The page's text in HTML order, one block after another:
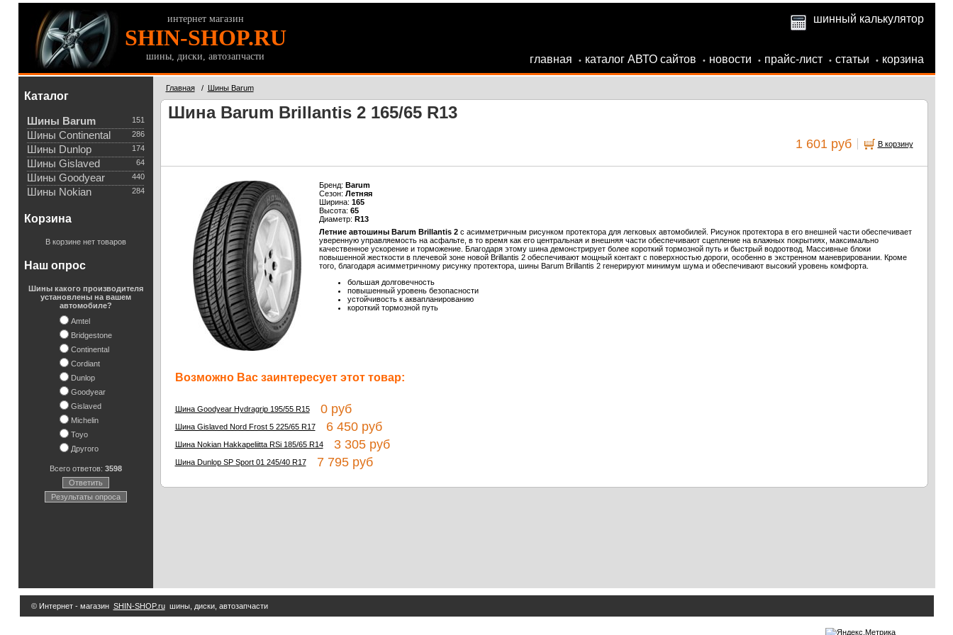
интернет магазин
SHIN-SHOP.RU
шины, диски, автозапчасти
шинный калькулятор
главная • каталог АВТО сайтов • новости • прайс-лист • статьи • корзина
Каталог
151
Шины Barum
286
Шины Continental
174
Шины Dunlop
64
Шины Gislaved
440
Шины Goodyear
284
Шины Nokian
Корзина
В корзине нет товаров
Наш опрос
Шины какого производителя
установлены на вашем
автомобиле?
Amtel
Bridgestone
Continental
Cordiant
Dunlop
Goodyear
Gislaved
Michelin
Toyo
Другого
Всего ответов: 3598
Ответить
Результаты опроса
Главная/ Шины Barum
Шина Barum Brillantis 2 165/65 R13
1 601 руб В корзину
Бренд: Barum
Сезон: Летняя
Ширина: 165
Высота: 65
Диаметр: R13
Летние автошины Barum Brillantis 2с асимметричным рисунком протектора для легковых автомобилей. Рисунок протектора в его внешней части обеспечивает
уверенную управляемость на асфальте, в то время как его центральная и внешняя части обеспечивают сцепление на влажных покрытиях, максимально
качественное ускорение и торможение. Благодаря этому шина демонстрирует более короткий тормозной путь и быстрый водоотвод. Массивные блоки
повышенной жесткости в плечевой зоне новой Brillantis 2 обеспечивают мощный контакт с поверхностью дороги, особенно в экстренном маневрировании. Кроме
того, благодаря асимметричному рисунку протектора, шины Barum Brillantis 2 генерируют минимум шума и обеспечивают высокий уровень комфорта.
большая долговечность
повышенный уровень безопасности
устойчивость к аквапланированию
короткий тормозной путь
Возможно Вас заинтересует этот товар:
Шина Goodyear Hydragrip 195/55 R150 руб
Шина Gislaved Nord Frost 5 225/65 R176 450 руб
Шина Nokian Hakkapeliitta RSi 185/65 R143 305 руб
Шина Dunlop SP Sport 01 245/40 R177 795 руб
© Интернет - магазин SHIN-SHOP.ruшины, диски, автозапчасти